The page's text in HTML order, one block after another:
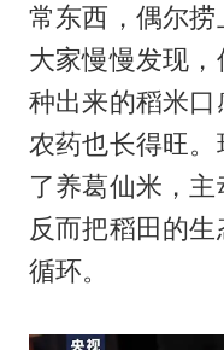
常东西，偶尔
大家慢慢发现，
种出来的稻米
农药也长得旺
了养葛仙米，主
反而把稻田的
循环。